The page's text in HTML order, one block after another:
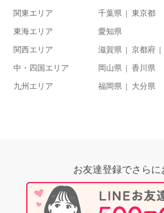
関東エリア 千葉県 東京都
東海エリア 愛知県
関西エリア 滋賀県 京都府
中・四国エリア 岡山県 香川県
九州エリア 福岡県 大分県
お友達登録でさらに